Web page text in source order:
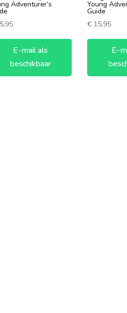
Adventurer’s
E-mail als
beschikbaar
Young
Guide
€ 15,95
E-